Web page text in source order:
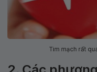
Tim mạch rất